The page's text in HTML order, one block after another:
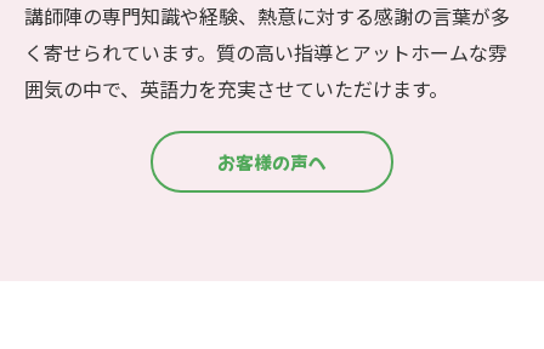
講師陣の専門知識や経験、熱意に対する感謝の言葉が多
く寄せられています。質の高い指導とアットホームな雰
囲気の中で、英語力を充実させていただけます。
お客様の声へ